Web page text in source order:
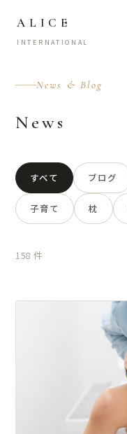
ALICE
INTERNATIONAL
News & Blog
News
すべて ブログ
子育て 枕
158 件